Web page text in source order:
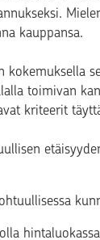
kauppansa.
kokemuksella
toimivan
kriteerit